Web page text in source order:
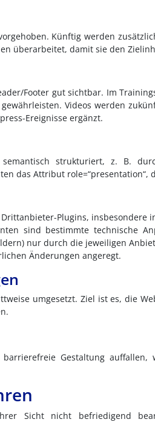
Künftig werden
überarbeitet, damit sie den
Footer gut sichtbar. Im
Videos werden
Ereignisse ergänzt.
semantisch strukturiert, z. B.
das Attribut
Plugins,
sind bestimmte technische
nur durch die jeweiligen
Änderungen angeregt.
umgesetzt. Ziel ist es, die
Gestaltung
Sicht nicht befriedigend